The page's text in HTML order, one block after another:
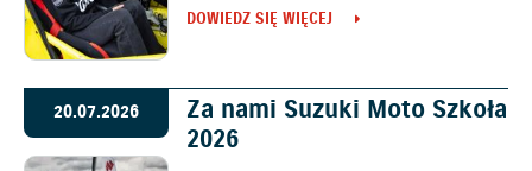
DOWIEDZ SIĘ WIĘCEJ
20.07.2026
Za nami Suzuki Moto Szkoła
2026